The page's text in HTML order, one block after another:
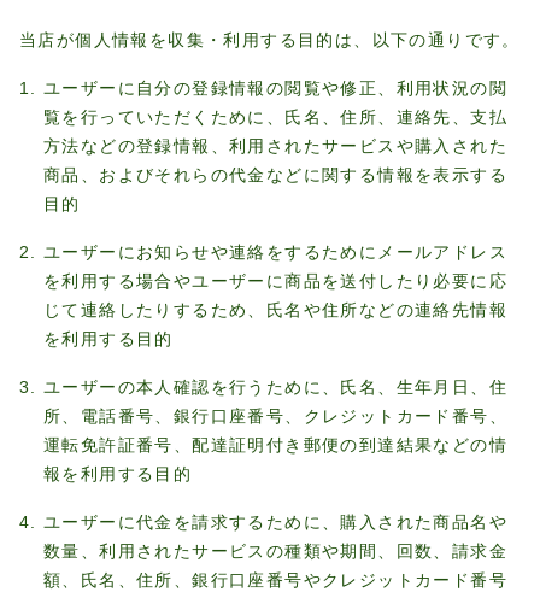
当店が個人情報を収集・利用する目的は、以下の通りです。
ユーザーに自分の登録情報の閲覧や修正、利用状況の閲
覧を行っていただくために、氏名、住所、連絡先、支払
方法などの登録情報、利用されたサービスや購入された
商品、およびそれらの代金などに関する情報を表示する
目的
ユーザーにお知らせや連絡をするためにメールアドレス
を利用する場合やユーザーに商品を送付したり必要に応
じて連絡したりするため、氏名や住所などの連絡先情報
を利用する目的
ユーザーの本人確認を行うために、氏名、生年月日、住
所、電話番号、銀行口座番号、クレジットカード番号、
運転免許証番号、配達証明付き郵便の到達結果などの情
報を利用する目的
ユーザーに代金を請求するために、購入された商品名や
数量、利用されたサービスの種類や期間、回数、請求金
額、氏名、住所、銀行口座番号やクレジットカード番号